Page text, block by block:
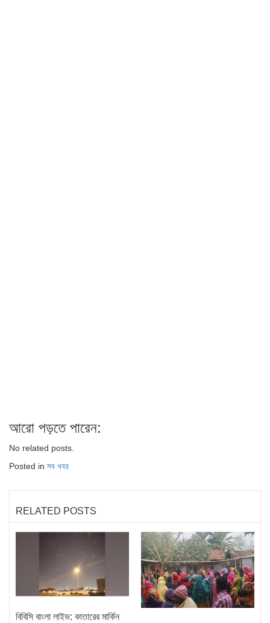
আরো পড়তে পারেন:
No related posts.
Posted in সব খবর
RELATED POSTS
বিবিসি বাংলা লাইভ: কাতারের মার্কিন